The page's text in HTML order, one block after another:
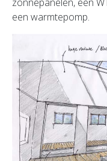
een warmtepomp.